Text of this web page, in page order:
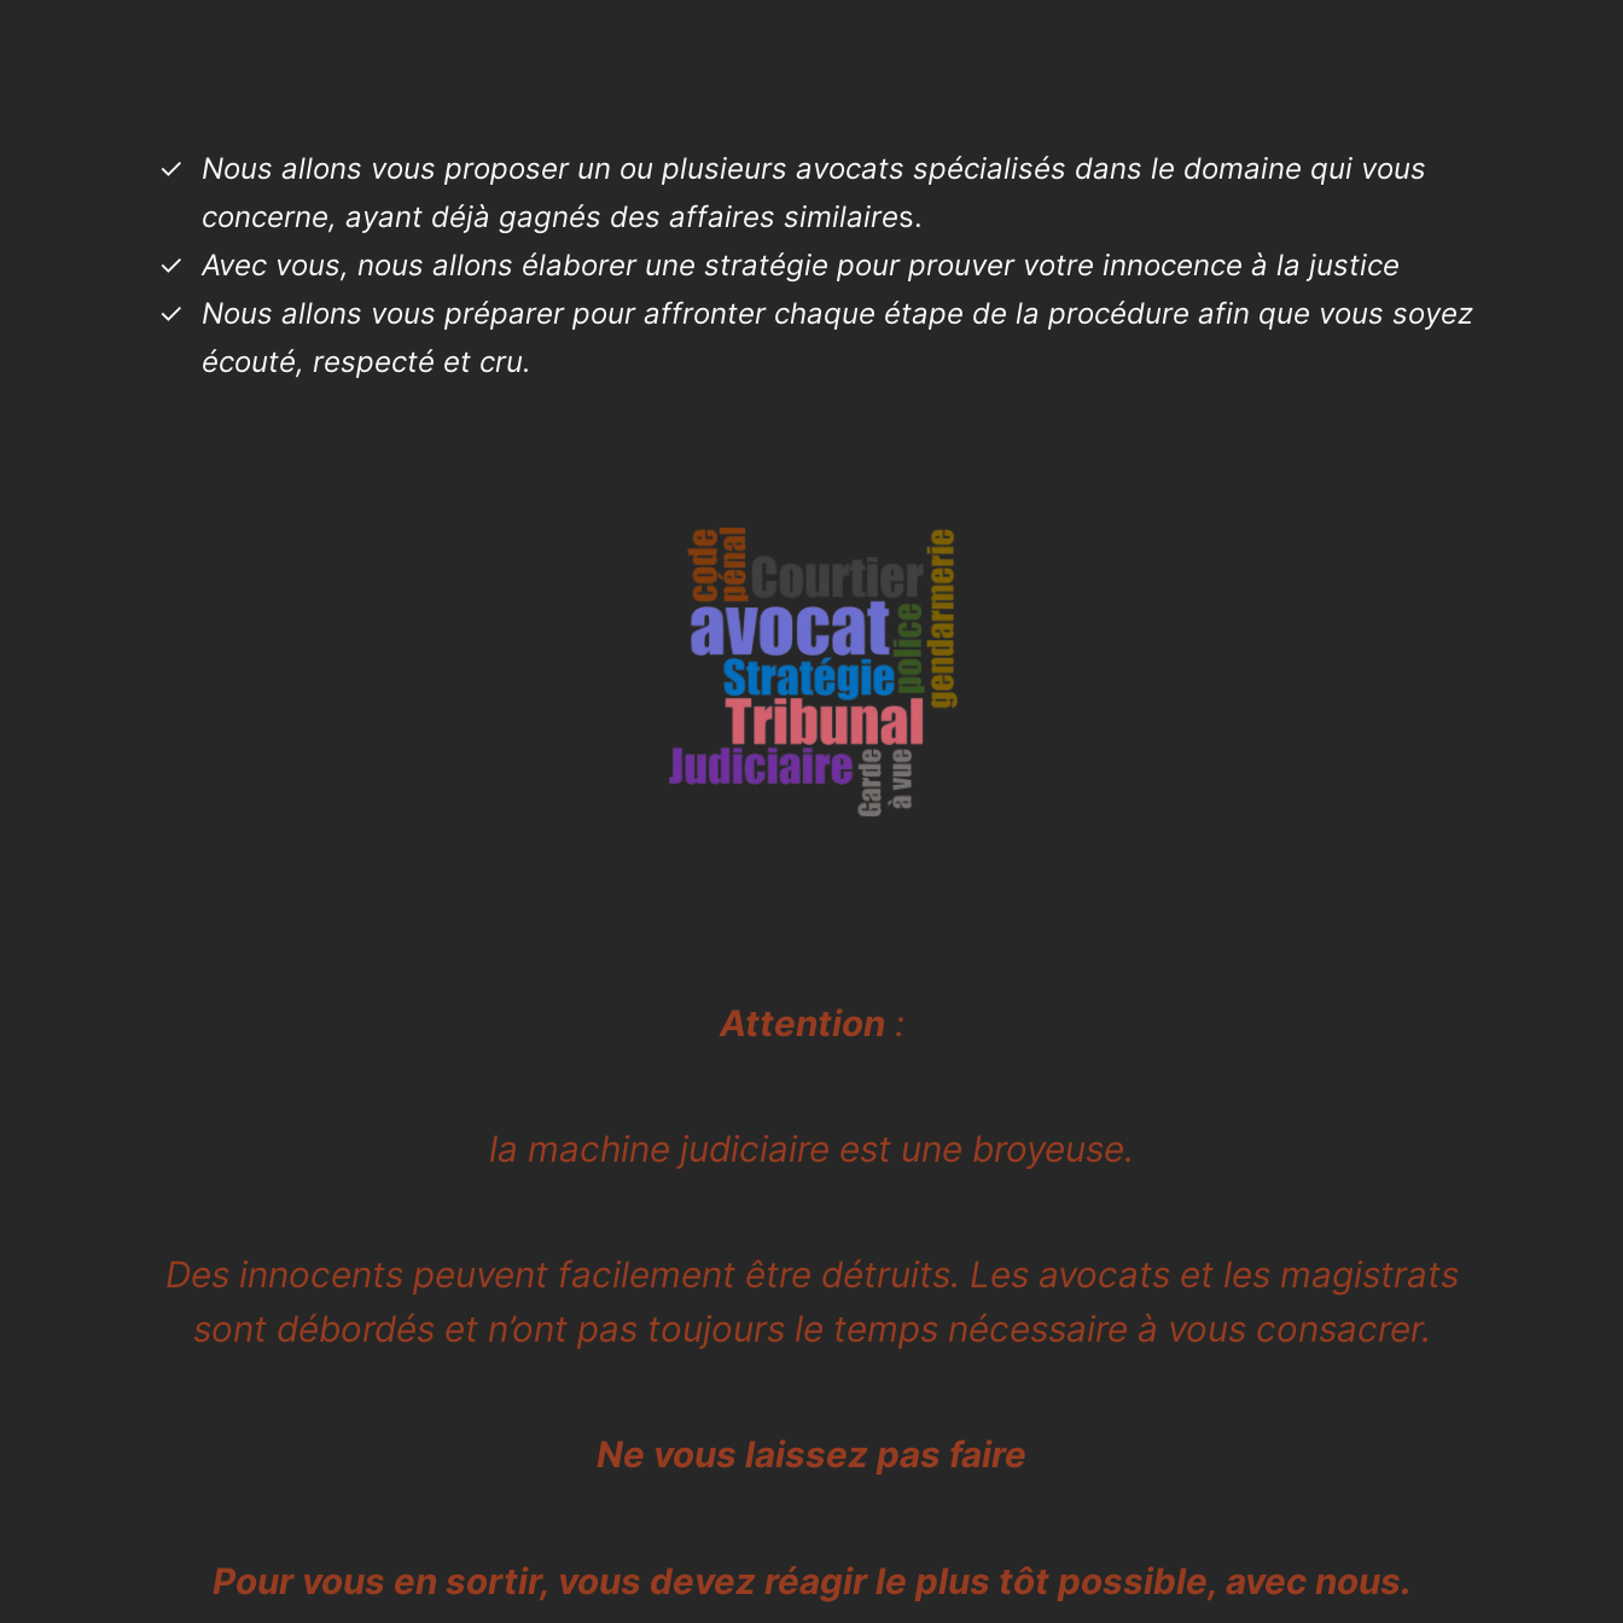
Nous allons vous proposer un ou plusieurs avocats spécialisés dans le domaine qui vous
concerne, ayant déjà gagnés des affaires similaires.
Avec vous, nous allons élaborer une stratégie pour prouver votre innocence à la justice
Nous allons vous préparer pour affronter chaque étape de la procédure afin que vous soyez
écouté, respecté et cru.
Attention :
la machine judiciaire est une broyeuse.
Des innocents peuvent facilement être détruits. Les avocats et les magistrats
sont débordés et n’ont pas toujours le temps nécessaire à vous consacrer.
Ne vous laissez pas faire
Pour vous en sortir, vous devez réagir le plus tôt possible, avec nous.